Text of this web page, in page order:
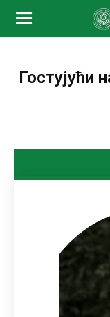
Гостујући